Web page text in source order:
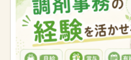
医療事務求人ドットコムとは
サイトの使い方